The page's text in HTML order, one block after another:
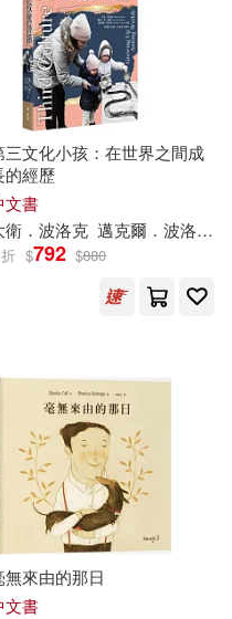
(80)
火闌珊(74)
(74)
(683)
(612)
三文化小孩：在世界之間成
的經歷
文書
衛 ．波洛克 邁克爾．波洛克
$792 $880
無來由的那日
文書